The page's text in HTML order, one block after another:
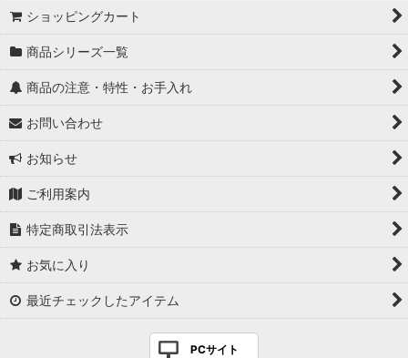
ショッピングカート
商品シリーズ一覧
商品の注意・特性・お手入れ
お問い合わせ
お知らせ
ご利用案内
特定商取引法表示
お気に入り
最近チェックしたアイテム
PCサイト